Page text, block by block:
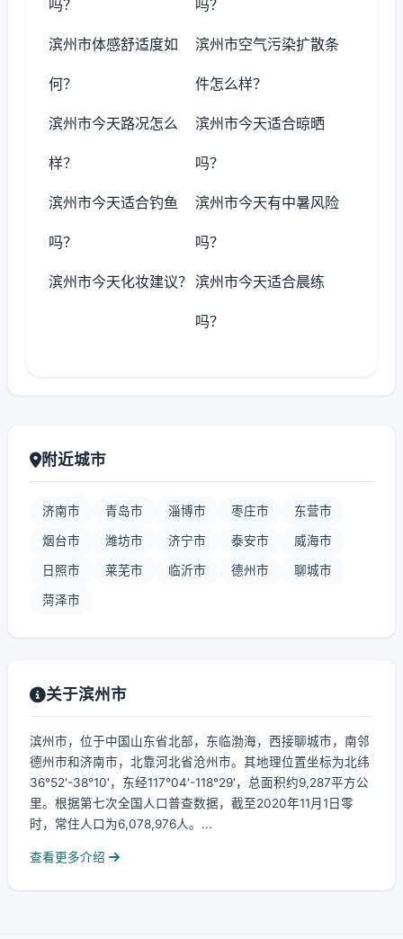
吗？ 吗？
滨州市体感舒适度如
何？
滨州市空气污染扩散条
件怎么样？
滨州市今天路况怎么
样？
滨州市今天适合晾晒
吗？
滨州市今天适合钓鱼
吗？
滨州市今天有中暑风险
吗？
滨州市今天化妆建议？ 滨州市今天适合晨练
吗？
附近城市
济南市 青岛市 淄博市 枣庄市 东营市
烟台市 潍坊市 济宁市 泰安市 威海市
日照市 莱芜市 临沂市 德州市 聊城市
菏泽市
关于滨州市
滨州市，位于中国山东省北部，东临渤海，西接聊城市，南邻
德州市和济南市，北靠河北省沧州市。其地理位置坐标为北纬
36°52′-38°10′，东经117°04′-118°29′，总面积约9,287平方公
里。根据第七次全国人口普查数据，截至2020年11月1日零
时，常住人口为6,078,976人。...
查看更多介绍